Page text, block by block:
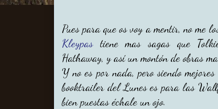
Pues para que os voy a mentir, no me
Kleypastiene mas sagas que
Hathaway, y así un montón de obras
Y no es por nada, pero siendo
booktrailer del Lunes es para las
bien puestas échale un ojo.